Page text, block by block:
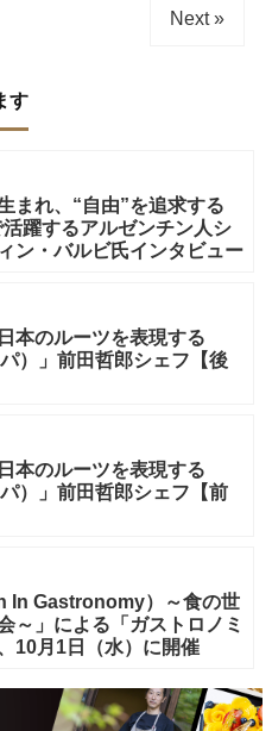
Next »
す
まれ、“自由”を追求する
躍するアルゼンチン人シ
ン・バルビ氏インタビュー
本のルーツを表現する
）」前田哲郎シェフ【後
本のルーツを表現する
）」前田哲郎シェフ【前
In Gastronomy）～食の世
～」による「ガストロノミ
10月1日（水）に開催